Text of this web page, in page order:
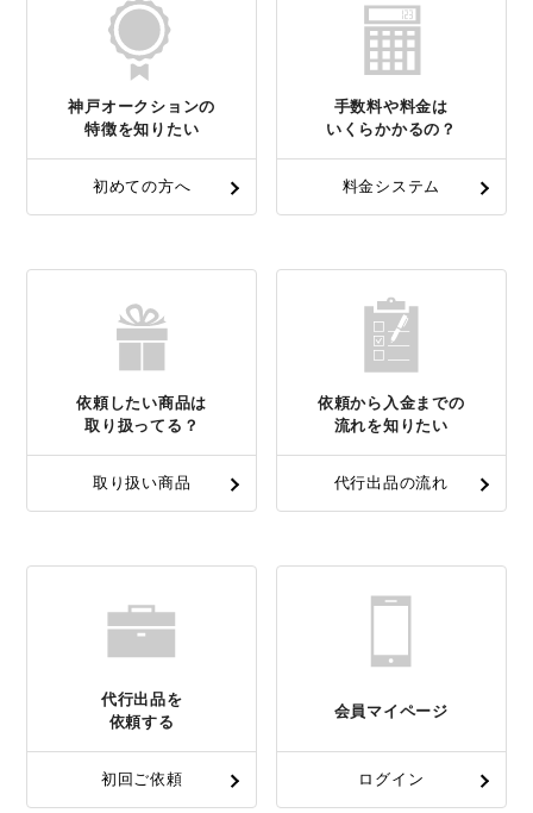
神戸オークションの
特徴を知りたい
初めての方へ
手数料や料金は
いくらかかるの？
料金システム
依頼したい商品は
取り扱ってる？
取り扱い商品
依頼から入金までの
流れを知りたい
代行出品の流れ
代行出品を
依頼する
初回ご依頼
会員マイページ
ログイン